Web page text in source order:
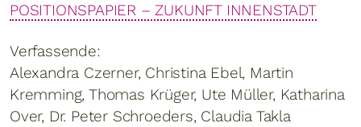
POSITIONSPAPIER – ZUKUNFT INNENSTADT
Verfassende:
Alexandra Czerner, Christina Ebel, Martin
Kremming, Thomas Krüger, Ute Müller, Katharina
Over, Dr. Peter Schroeders, Claudia Takla